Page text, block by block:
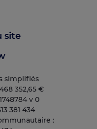
site
simplifiés
352,65 €
v 0
381 434
: